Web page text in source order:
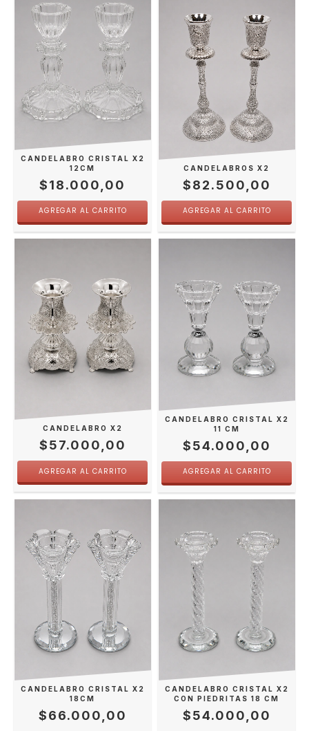
CANDELABRO CRISTAL X2
12CM
$18.000,00
CANDELABROS X2
$82.500,00
CANDELABRO X2
$57.000,00
CANDELABRO CRISTAL X2
11 CM
$54.000,00
CANDELABRO CRISTAL X2
18CM
$66.000,00
CANDELABRO CRISTAL X2
CON PIEDRITAS 18 CM
$54.000,00